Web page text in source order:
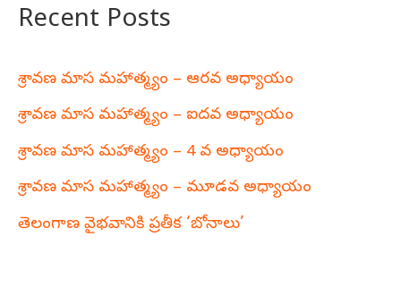
Recent Posts
శ్రావణ మాస మహాత్మ్యం – ఆరవ అధ్యాయం
శ్రావణ మాస మహాత్మ్యం – ఐదవ అధ్యాయం
శ్రావణ మాస మహాత్మ్యం – 4 వ అధ్యాయం
శ్రావణ మాస మహాత్మ్యం – మూడవ అధ్యాయం
తెలంగాణ వైభవానికి ప్రతీక ‘బోనాలు’